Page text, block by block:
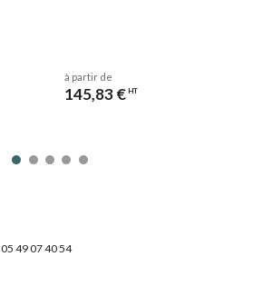
à partir de
145,83 € HT
05 49 07 40 54